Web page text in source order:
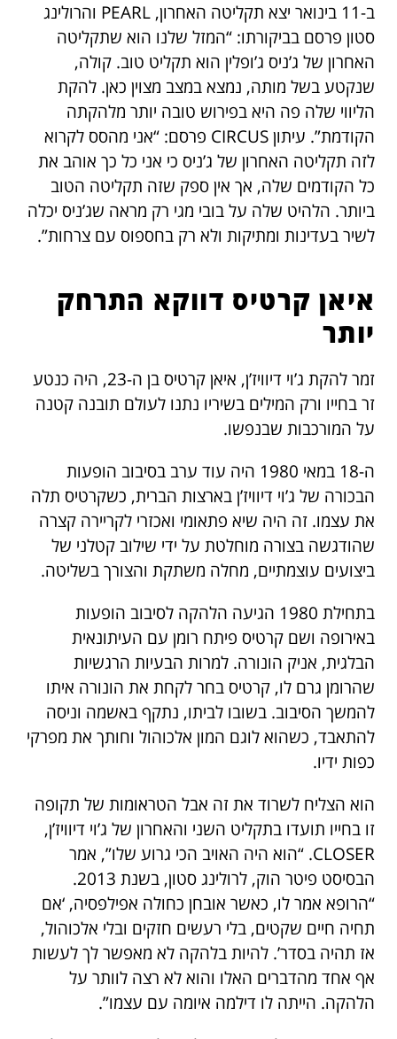
ב-11 בינואר יצא תקליטה האחרון, PEARL והרולינג
סטון פרסם בביקורתו: “המזל שלנו הוא שתקליטה
האחרון של ג’ניס ג’ופלין הוא תקליט טוב. קולה,
שנקטע בשל מותה, נמצא במצב מצוין כאן. להקת
הליווי שלה פה היא בפירוש טובה יותר מלהקתה
הקודמת”. עיתון CIRCUS פרסם: “אני מהסס לקרוא
לזה תקליטה האחרון של ג’ניס כי אני כל כך אוהב את
כל הקודמים שלה, אך אין ספק שזה תקליטה הטוב
ביותר. הלהיט שלה על בובי מגי רק מראה שג’ניס יכלה
לשיר בעדינות ומתיקות ולא רק בחספוס עם צרחות”.
איאן קרטיס דווקא התרחק
יותר
זמר להקת ג’וי דיוויז’ן, איאן קרטיס בן ה-23, היה כנטע
זר בחייו ורק המילים בשיריו נתנו לעולם תובנה קטנה
על המורכבות שבנפשו.
ה-18 במאי 1980 היה עוד ערב בסיבוב הופעות
הבכורה של ג’וי דיוויז’ן בארצות הברית, כשקרטיס תלה
את עצמו. זה היה שיא פתאומי ואכזרי לקריירה קצרה
שהודגשה בצורה מוחלטת על ידי שילוב קטלני של
ביצועים עוצמתיים, מחלה משתקת והצורך בשליטה.
בתחילת 1980 הגיעה הלהקה לסיבוב הופעות
באירופה ושם קרטיס פיתח רומן עם העיתונאית
הבלגית, אניק הונורה. למרות הבעיות הרגשיות
שהרומן גרם לו, קרטיס בחר לקחת את הונורה איתו
להמשך הסיבוב. בשובו לביתו, נתקף באשמה וניסה
להתאבד, כשהוא לוגם המון אלכוהול וחותך את מפרקי
כפות ידיו.
הוא הצליח לשרוד את זה אבל הטראומות של תקופה
זו בחייו תועדו בתקליט השני והאחרון של ג’וי דיוויז’ן,
CLOSER. “הוא היה האויב הכי גרוע שלו”, אמר
הבסיסט פיטר הוק, לרולינג סטון, בשנת 2013.
“הרופא אמר לו, כאשר אובחן כחולה אפילפסיה, ‘אם
תחיה חיים שקטים, בלי רעשים חזקים ובלי אלכוהול,
אז תהיה בסדר’. להיות בלהקה לא מאפשר לך לעשות
אף אחד מהדברים האלו והוא לא רצה לוותר על
הלהקה. הייתה לו דילמה איומה עם עצמו”.